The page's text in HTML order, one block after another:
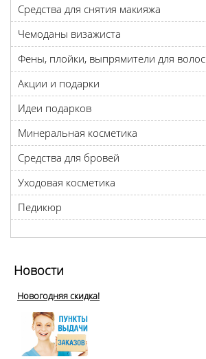
Средства для снятия макияжа
Чемоданы визажиста
Фены, плойки, выпрямители для волос
Акции и подарки
Идеи подарков
Минеральная косметика
Средства для бровей
Уходовая косметика
Педикюр
Новости
Новогодняя скидка!